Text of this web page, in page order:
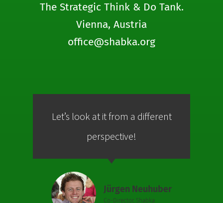
The Strategic Think & Do Tank.
Vienna, Austria
office@shabka.org
Let’s look at it from a different
perspective!
Jürgen Neuhuber
Co-Director, Shabka